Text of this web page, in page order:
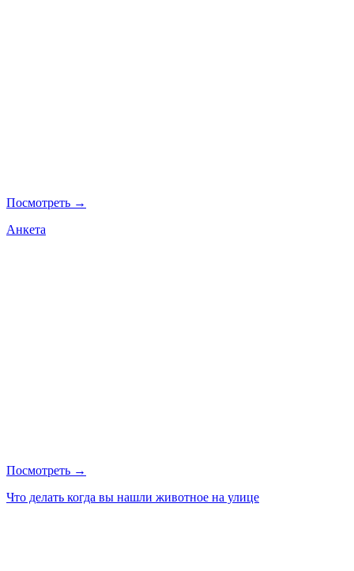
Посмотреть →
Анкета
Посмотреть →
Что делать когда вы нашли животное на улице